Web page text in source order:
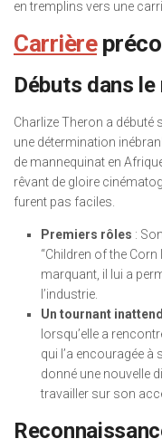
en tremplins vers une
Carrière
Débuts dans
Charlize Theron a débuté
une détermination
de mannequinat en
rêvant de gloire
furent pas faciles.
Premiers rôles :
“Children of the Corn
marquant, il lui a
l’industrie.
Un tournant
lorsqu’elle a
qui l’a encouragée à
donné une nouvelle
travailler sur son